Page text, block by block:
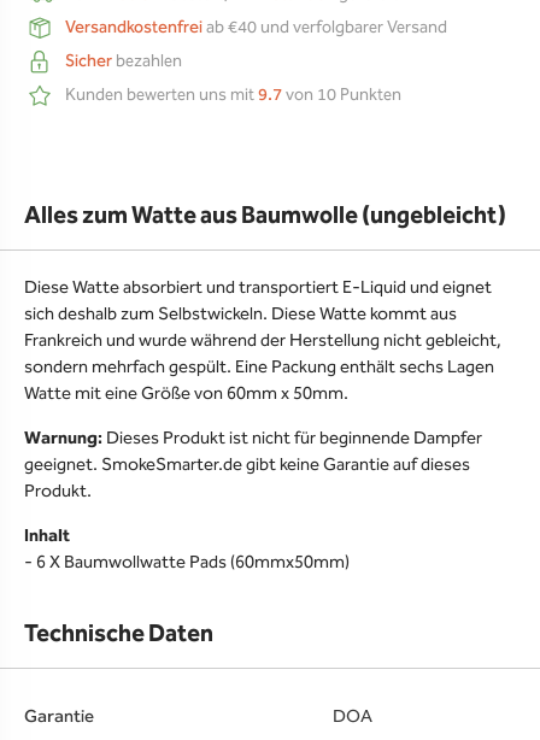
Versandkostenfreiab €40 und verfolgbarer Versand
Sicherbezahlen
Kunden bewerten uns mit9.7von 10 Punkten
Alles zum Watte aus Baumwolle (ungebleicht)
Diese Watte absorbiert und transportiert E-Liquid und eignet
sich deshalb zum Selbstwickeln. Diese Watte kommt aus
Frankreich und wurde während der Herstellung nicht gebleicht,
sondern mehrfach gespült. Eine Packung enthält sechs Lagen
Watte mit eine Größe von 60mm x 50mm.
Warnung: Dieses Produkt ist nicht für beginnende Dampfer
geeignet. SmokeSmarter.de gibt keine Garantie auf dieses
Produkt.
Inhalt
- 6 X Baumwollwatte Pads (60mmx50mm)
Technische Daten
Garantie DOA